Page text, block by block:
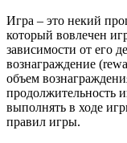
Игра – это некий
который вовлечен
зависимости от его
вознаграждение
объем
продолжительность
выполнять в ходе
правил игры.